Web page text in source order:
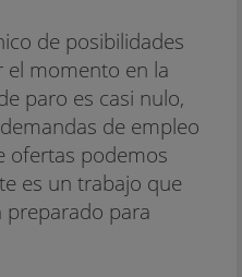
de posibilidades
el momento en la
paro es casi nulo,
de empleo
ofertas podemos
es un trabajo que
para